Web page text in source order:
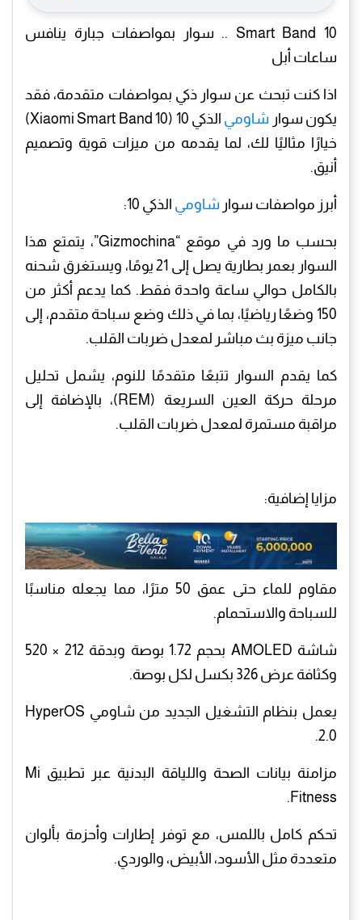
Smart Band 10 .. سوار بمواصفات جبارة ينافس
ساعات أبل
اذا كنت تبحث عن سوار ذكي بمواصفات متقدمة، فقد
يكون سوار شاومي
الذكي 10 (Xiaomi Smart Band 10)
خيارًا مثاليًا لك، لما يقدمه من ميزات قوية وتصميم
أنيق.
أبرز مواصفات سوار شاومي الذكي 10:
بحسب ما ورد في موقع “Gizmochina”، يتمتع هذا
السوار بعمر بطارية يصل إلى 21 يومًا، ويستغرق شحنه
بالكامل حوالي ساعة واحدة فقط. كما يدعم أكثر من
150 وضعًا رياضيًا، بما في ذلك وضع سباحة متقدم، إلى
جانب ميزة بث مباشر لمعدل ضربات القلب.
كما يقدم السوار تتبعًا متقدمًا للنوم، يشمل تحليل
مرحلة حركة العين السريعة (REM)، بالإضافة إلى
مراقبة مستمرة لمعدل ضربات القلب.
مزايا إضافية:
مقاوم للماء حتى عمق 50 مترًا، مما يجعله مناسبًا
للسباحة والاستحمام.
شاشة AMOLED بحجم 1.72 بوصة وبدقة 212 × 520
وكثافة عرض 326 بكسل لكل بوصة.
يعمل بنظام التشغيل الجديد من شاومي HyperOS
2.0.
مزامنة بيانات الصحة واللياقة البدنية عبر تطبيق Mi
Fitness.
تحكم كامل باللمس، مع توفر إطارات وأحزمة بألوان
متعددة مثل الأسود، الأبيض، والوردي.